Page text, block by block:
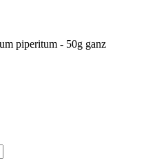
piperitum - 50g ganz